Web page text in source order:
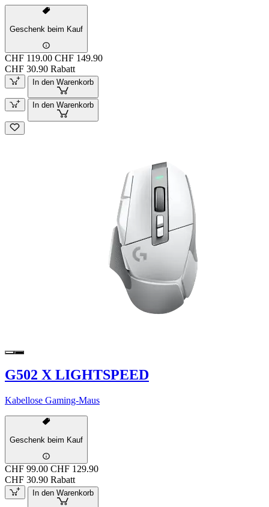
Geschenk beim Kauf
CHF 119.00 CHF 149.90
CHF 30.90 Rabatt
In den Warenkorb
In den Warenkorb
G502 X LIGHTSPEED
Kabellose Gaming-Maus
Geschenk beim Kauf
CHF 99.00 CHF 129.90
CHF 30.90 Rabatt
In den Warenkorb